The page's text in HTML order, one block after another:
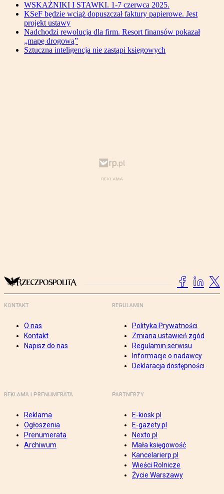
WSKAŻNIKI I STAWKI. 1-7 czerwca 2025.
KSeF będzie wciąż dopuszczał faktury papierowe. Jest
projekt ustawy
Nadchodzi rewolucja dla firm. Resort finansów pokazał
„mapę drogową”
Sztuczna inteligencja nie zastąpi księgowych
KONTAKT
O nas
Kontakt
Napisz do nas
REGULAMIN
Polityka Prywatności
Zmiana ustawień zgód
Regulamin serwisu
Informacje o nadawcy
Deklaracja dostępności
REKLAMA I PRENUMERATA
Reklama
Ogłoszenia
Prenumerata
Archiwum
PARTNERZY
E-kiosk.pl
E-gazety.pl
Nexto.pl
Mała księgowość
Kancelarierp.pl
Wieści Rolnicze
Życie Warszawy